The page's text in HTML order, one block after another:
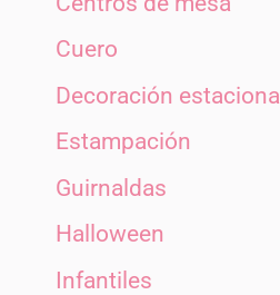
Cuero
Decoración estacional
Estampación
Guirnaldas
Halloween
Infantiles